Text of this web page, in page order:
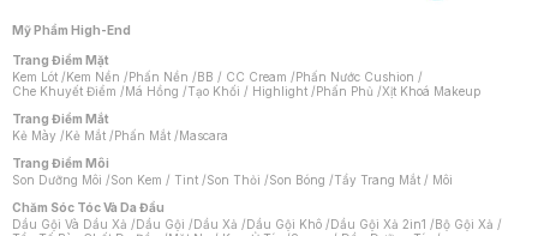
Mỹ Phẩm High-End
Trang Điểm Mặt
Kem Lót /Kem Nền /Phấn Nền /BB / CC Cream /Phấn Nước Cushion /
Che Khuyết Điểm /Má Hồng /Tạo Khối / Highlight /Phấn Phủ /Xịt Khoá Makeup
Trang Điểm Mắt
Kẻ Mày /Kẻ Mắt /Phấn Mắt /Mascara
Trang Điểm Môi
Son Dưỡng Môi /Son Kem / Tint /Son Thỏi /Son Bóng /Tẩy Trang Mắt / Môi
Chăm Sóc Tóc Và Da Đầu
Dầu Gội Và Dầu Xả /Dầu Gội /Dầu Xả /Dầu Gội Khô /Dầu Gội Xả 2in1 /Bộ Gội Xả /